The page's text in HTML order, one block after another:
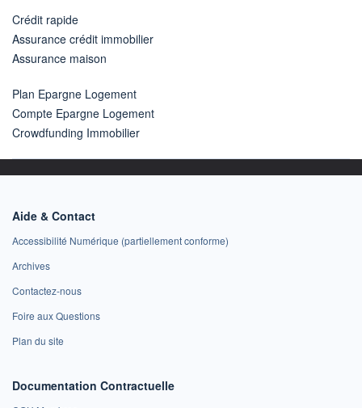
Crédit rapide
Assurance crédit immobilier
Assurance maison
Plan Epargne Logement
Compte Epargne Logement
Crowdfunding Immobilier
Aide & Contact
Accessibilité Numérique (partiellement conforme)
Archives
Contactez-nous
Foire aux Questions
Plan du site
Documentation Contractuelle